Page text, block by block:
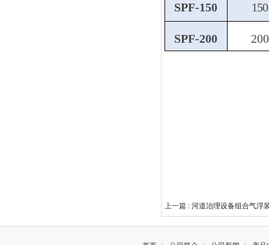
SPF-150 150
SPF-200 200
上一篇 : 河道治理设备组合气浮